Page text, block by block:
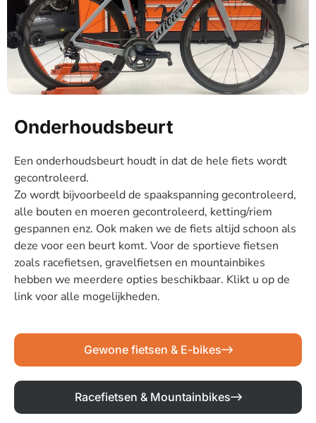
Onderhoudsbeurt
Een onderhoudsbeurt houdt in dat de hele fiets wordt
gecontroleerd.
Zo wordt bijvoorbeeld de spaakspanning gecontroleerd,
alle bouten en moeren gecontroleerd, ketting/riem
gespannen enz. Ook maken we de fiets altijd schoon als
deze voor een beurt komt. Voor de sportieve fietsen
zoals racefietsen, gravelfietsen en mountainbikes
hebben we meerdere opties beschikbaar. Klikt u op de
link voor alle mogelijkheden.
Gewone fietsen & E-bikes
Racefietsen & Mountainbikes